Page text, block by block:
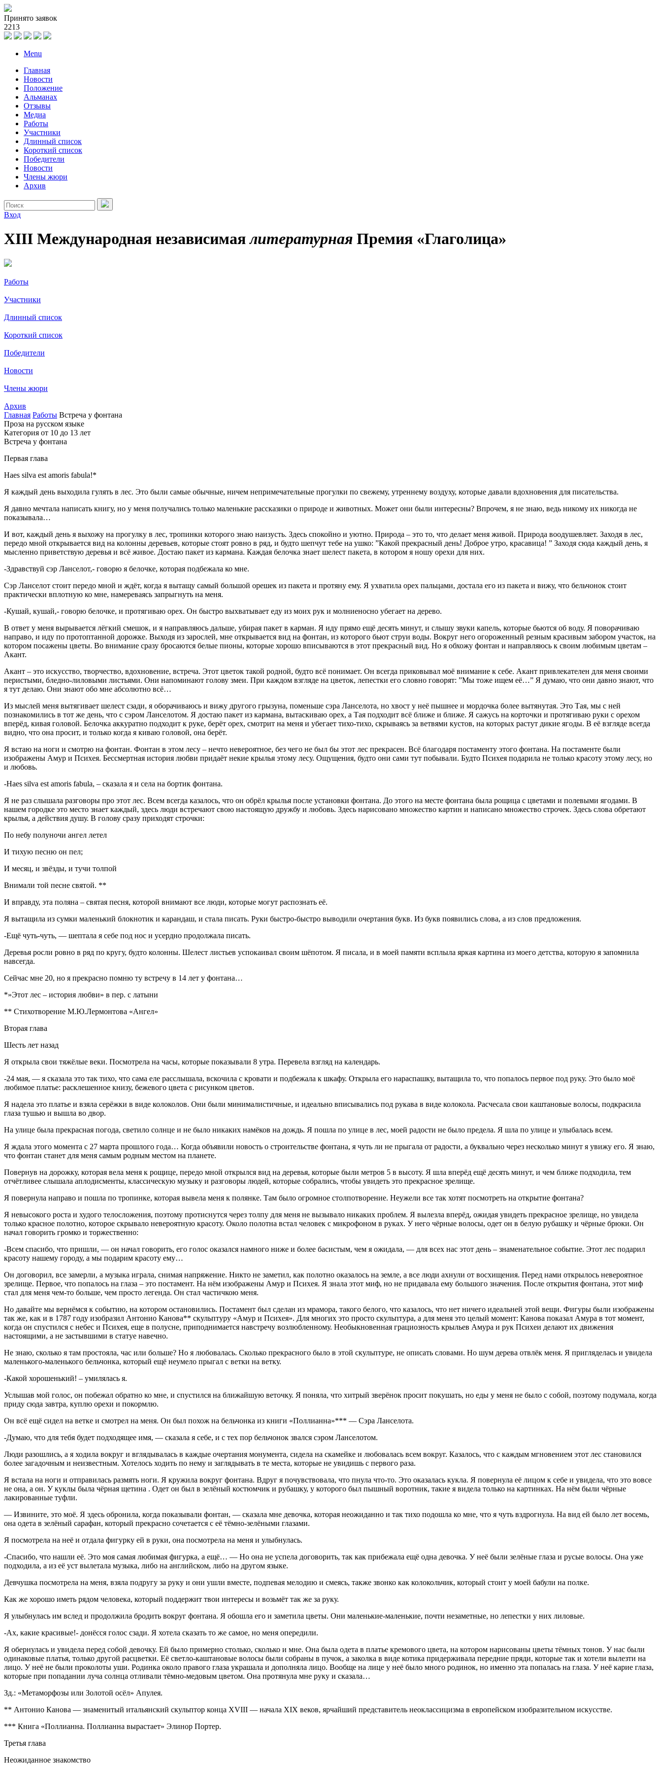
Принято заявок
2213
Menu
Главная
Новости
Положение
Альманах
Отзывы
Медиа
Работы
Участники
Длинный список
Короткий список
Победители
Новости
Члены жюри
Архив
Вход
XIII Международная независимаялитературная Премия «Глаголица»
Работы
Участники
Длинный список
Короткий список
Победители
Новости
Члены жюри
Архив
Главная Работы Встреча у фонтана
Проза на русском языке
Категория от 10 до 13 лет
Встреча у фонтана
Первая глава
Haes silva est amoris fabula!*
Я каждый день выходила гулять в лес. Это были самые обычные, ничем непримечательные прогулки по свежему, утреннему воздуху, которые давали вдохновения для писательства.
Я давно мечтала написать книгу, но у меня получались только маленькие рассказики о природе и животных. Может они были интересны? Впрочем, я не знаю, ведь никому их никогда не
показывала…
И вот, каждый день я выхожу на прогулку в лес, тропинки которого знаю наизусть. Здесь спокойно и уютно. Природа – это то, что делает меня живой. Природа воодушевляет. Заходя в лес,
передо мной открывается вид на колонны деревьев, которые стоят ровно в ряд, и будто шепчут тебе на ушко: ”Какой прекрасный день! Доброе утро, красавица! ” Заходя сюда каждый день, я
мысленно приветствую деревья и всё живое. Достаю пакет из кармана. Каждая белочка знает шелест пакета, в котором я ношу орехи для них.
-Здравствуй сэр Ланселот,- говорю я белочке, которая подбежала ко мне.
Сэр Ланселот стоит передо мной и ждёт, когда я вытащу самый большой орешек из пакета и протяну ему. Я ухватила орех пальцами, достала его из пакета и вижу, что бельчонок стоит
практически вплотную ко мне, намереваясь запрыгнуть на меня.
-Кушай, кушай,- говорю белочке, и протягиваю орех. Он быстро выхватывает еду из моих рук и молниеносно убегает на дерево.
В ответ у меня вырывается лёгкий смешок, и я направляюсь дальше, убирая пакет в карман. Я иду прямо ещё десять минут, и слышу звуки капель, которые бьются об воду. Я поворачиваю
направо, и иду по протоптанной дорожке. Выходя из зарослей, мне открывается вид на фонтан, из которого бьют струи воды. Вокруг него огороженный резным красивым забором участок, на
котором посажены цветы. Во внимание сразу бросаются белые пионы, которые хорошо вписываются в этот прекрасный вид. Но я обхожу фонтан и направляюсь к своим любимым цветам –
Акант.
Акант – это искусство, творчество, вдохновение, встреча. Этот цветок такой родной, будто всё понимает. Он всегда приковывал моё внимание к себе. Акант привлекателен для меня своими
перистыми, бледно-лиловыми листьями. Они напоминают голову змеи. При каждом взгляде на цветок, лепестки его словно говорят: ”Мы тоже ищем её…” Я думаю, что они давно знают, что
я тут делаю. Они знают обо мне абсолютно всё…
Из мыслей меня вытягивает шелест сзади, я оборачиваюсь и вижу другого грызуна, поменьше сэра Ланселота, но хвост у неё пышнее и мордочка более вытянутая. Это Тая, мы с ней
познакомились в тот же день, что с сэром Ланселотом. Я достаю пакет из кармана, вытаскиваю орех, а Тая подходит всё ближе и ближе. Я сажусь на корточки и протягиваю руки с орехом
вперёд, кивая головой. Белочка аккуратно подходит к руке, берёт орех, смотрит на меня и убегает тихо-тихо, скрываясь за ветвями кустов, на которых растут дикие ягоды. В её взгляде всегда
видно, что она просит, и только когда я киваю головой, она берёт.
Я встаю на ноги и смотрю на фонтан. Фонтан в этом лесу – нечто невероятное, без чего не был бы этот лес прекрасен. Всё благодаря постаменту этого фонтана. На постаменте были
изображены Амур и Психея. Бессмертная история любви придаёт некие крылья этому лесу. Ощущения, будто они сами тут побывали. Будто Психея подарила не только красоту этому лесу, но
и любовь.
-Haes silva est amoris fabula, – сказала я и села на бортик фонтана.
Я не раз слышала разговоры про этот лес. Всем всегда казалось, что он обрёл крылья после установки фонтана. До этого на месте фонтана была рощица с цветами и полевыми ягодами. В
нашем городке это место знает каждый, здесь люди встречают свою настоящую дружбу и любовь. Здесь нарисовано множество картин и написано множество строчек. Здесь слова обретают
крылья, а действия душу. В голову сразу приходят строчки:
По небу полуночи ангел летел
И тихую песню он пел;
И месяц, и звёзды, и тучи толпой
Внимали той песне святой. **
И вправду, эта поляна – святая песня, которой внимают все люди, которые могут распознать её.
Я вытащила из сумки маленький блокнотик и карандаш, и стала писать. Руки быстро-быстро выводили очертания букв. Из букв появились слова, а из слов предложения.
-Ещё чуть-чуть, — шептала я себе под нос и усердно продолжала писать.
Деревья росли ровно в ряд по кругу, будто колонны. Шелест листьев успокаивал своим шёпотом. Я писала, и в моей памяти всплыла яркая картина из моего детства, которую я запомнила
навсегда.
Сейчас мне 20, но я прекрасно помню ту встречу в 14 лет у фонтана…
*»Этот лес – история любви» в пер. с латыни
** Стихотворение М.Ю.Лермонтова «Ангел»
Вторая глава
Шесть лет назад
Я открыла свои тяжёлые веки. Посмотрела на часы, которые показывали 8 утра. Перевела взгляд на календарь.
-24 мая, — я сказала это так тихо, что сама еле расслышала, вскочила с кровати и подбежала к шкафу. Открыла его нараспашку, вытащила то, что попалось первое под руку. Это было моё
любимое платье: расклешенное книзу, бежевого цвета с рисунком цветов.
Я надела это платье и взяла серёжки в виде колоколов. Они были минималистичные, и идеально вписывались под рукава в виде колокола. Расчесала свои каштановые волосы, подкрасила
глаза тушью и вышла во двор.
На улице была прекрасная погода, светило солнце и не было никаких намёков на дождь. Я пошла по улице в лес, моей радости не было предела. Я шла по улице и улыбалась всем.
Я ждала этого момента с 27 марта прошлого года… Когда объявили новость о строительстве фонтана, я чуть ли не прыгала от радости, а буквально через несколько минут я увижу его. Я знаю,
что фонтан станет для меня самым родным местом на планете.
Повернув на дорожку, которая вела меня к рощице, передо мной открылся вид на деревья, которые были метров 5 в высоту. Я шла вперёд ещё десять минут, и чем ближе подходила, тем
отчётливее слышала аплодисменты, классическую музыку и разговоры людей, которые собрались, чтобы увидеть это прекрасное зрелище.
Я повернула направо и пошла по тропинке, которая вывела меня к полянке. Там было огромное столпотворение. Неужели все так хотят посмотреть на открытие фонтана?
Я невысокого роста и худого телосложения, поэтому протиснутся через толпу для меня не вызывало никаких проблем. Я вылезла вперёд, ожидая увидеть прекрасное зрелище, но увидела
только красное полотно, которое скрывало невероятную красоту. Около полотна встал человек с микрофоном в руках. У него чёрные волосы, одет он в белую рубашку и чёрные брюки. Он
начал говорить громко и торжественно:
-Всем спасибо, что пришли, — он начал говорить, его голос оказался намного ниже и более басистым, чем я ожидала, — для всех нас этот день – знаменательное событие. Этот лес подарил
красоту нашему городу, а мы подарим красоту ему…
Он договорил, все замерли, а музыка играла, снимая напряжение. Никто не заметил, как полотно оказалось на земле, а все люди ахнули от восхищения. Перед нами открылось невероятное
зрелище. Первое, что попалось на глаза – это постамент. На нём изображены Амур и Психея. Я знала этот миф, но не придавала ему большого значения. После открытия фонтана, этот миф
стал для меня чем-то больше, чем просто легенда. Он стал частичкою меня.
Но давайте мы вернёмся к событию, на котором остановились. Постамент был сделан из мрамора, такого белого, что казалось, что нет ничего идеальней этой вещи. Фигуры были изображены
так же, как и в 1787 году изобразил Антонио Канова** скульптуру «Амур и Психея». Для многих это просто скульптура, а для меня это целый момент: Канова показал Амура в тот момент,
когда он спустился с небес и Психея, еще в полусне, приподнимается навстречу возлюбленному. Необыкновенная грациозность крыльев Амура и рук Психеи делают их движения
настоящими, а не застывшими в статуе навечно.
Не знаю, сколько я там простояла, час или больше? Но я любовалась. Сколько прекрасного было в этой скульптуре, не описать словами. Но шум дерева отвлёк меня. Я пригляделась и увидела
маленького-маленького бельчонка, который ещё неумело прыгал с ветки на ветку.
-Какой хорошенький! – умилялась я.
Услышав мой голос, он побежал обратно ко мне, и спустился на ближайшую веточку. Я поняла, что хитрый зверёнок просит покушать, но еды у меня не было с собой, поэтому подумала, когда
приду сюда завтра, куплю орехи и покормлю.
Он всё ещё сидел на ветке и смотрел на меня. Он был похож на бельчонка из книги «Поллианна»*** — Сэра Ланселота.
-Думаю, что для тебя будет подходящее имя, — сказала я себе, и с тех пор бельчонок звался сэром Ланселотом.
Люди разошлись, а я ходила вокруг и вглядывалась в каждые очертания монумента, сидела на скамейке и любовалась всем вокруг. Казалось, что с каждым мгновением этот лес становился
более загадочным и неизвестным. Хотелось ходить по нему и заглядывать в те места, которые не увидишь с первого раза.
Я встала на ноги и отправилась размять ноги. Я кружила вокруг фонтана. Вдруг я почувствовала, что пнула что-то. Это оказалась кукла. Я повернула её лицом к себе и увидела, что это вовсе
не она, а он. У куклы была чёрная щетина . Одет он был в зелёный костюмчик и рубашку, у которого был пышный воротник, такие я видела только на картинках. На нём были чёрные
лакированные туфли.
— Извините, это моё. Я здесь обронила, когда показывали фонтан, — сказала мне девочка, которая неожиданно и так тихо подошла ко мне, что я чуть вздрогнула. На вид ей было лет восемь,
она одета в зелёный сарафан, который прекрасно сочетается с её тёмно-зелёными глазами.
Я посмотрела на неё и отдала фигурку ей в руки, она посмотрела на меня и улыбнулась.
-Спасибо, что нашли её. Это моя самая любимая фигурка, а ещё… — Но она не успела договорить, так как прибежала ещё одна девочка. У неё были зелёные глаза и русые волосы. Она уже
подходила, а из её уст вылетала музыка, либо на английском, либо на другом языке.
Девчушка посмотрела на меня, взяла подругу за руку и они ушли вместе, подпевая мелодию и смеясь, также звонко как колокольчик, который стоит у моей бабули на полке.
Как же хорошо иметь рядом человека, который поддержит твои интересы и возьмёт так же за руку.
Я улыбнулась им вслед и продолжила бродить вокруг фонтана. Я обошла его и заметила цветы. Они маленькие-маленькие, почти незаметные, но лепестки у них лиловые.
-Ах, какие красивые!- донёсся голос сзади. Я хотела сказать то же самое, но меня опередили.
Я обернулась и увидела перед собой девочку. Ей было примерно столько, сколько и мне. Она была одета в платье кремового цвета, на котором нарисованы цветы тёмных тонов. У нас были
одинаковые платья, только другой расцветки. Её светло-каштановые волосы были собраны в пучок, а заколка в виде котика придерживала передние пряди, которые так и хотели вылезти на
лицо. У неё не были проколоты уши. Родинка около правого глаза украшала и дополняла лицо. Вообще на лице у неё было много родинок, но именно эта попалась на глаза. У неё карие глаза,
которые при попадании луча солнца отливали тёмно-медовым цветом. Она протянула мне руку и сказала…
Зд.: «Метаморфозы или Золотой осёл» Апулея.
** Антонио Канова — знаменитый итальянский скульптор конца XVIII — начала XIX веков, ярчайший представитель неоклассицизма в европейском изобразительном искусстве.
*** Книга «Поллианна. Поллианна вырастает» Элинор Портер.
Третья глава
Неожиданное знакомство